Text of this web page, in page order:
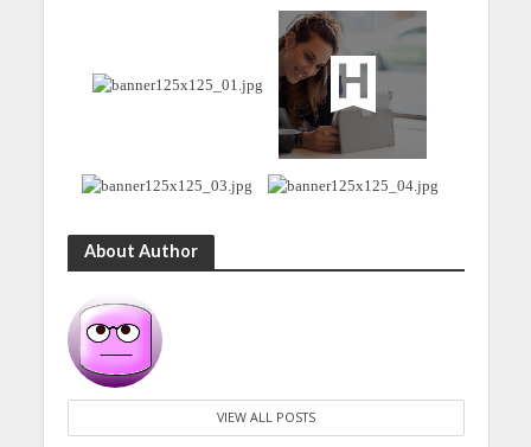
About Author
VIEW ALL POSTS